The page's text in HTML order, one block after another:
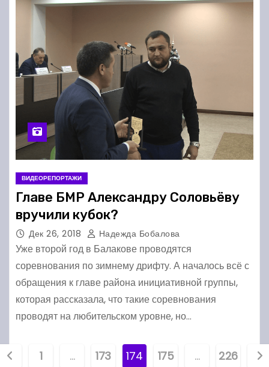
ВИДЕОРЕПОРТАЖИ
Главе БМР Александру Соловьёву
вручили кубок?
Дек 26, 2018 Надежда Бобалова
Уже второй год в Балакове проводятся
соревнования по зимнему дрифту. А началось всё с
обращения к главе района инициативной группы,
которая рассказала, что такие соревнования
проводят на любительском уровне, но…
1 … 173 174 175 … 226